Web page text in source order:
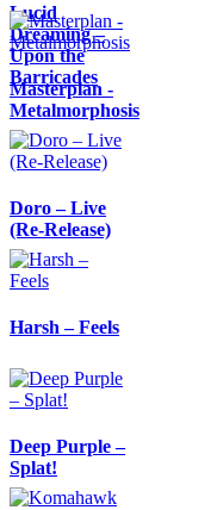
Lucid
Dreaming –
Upon the
Barricades
Masterplan -
Metalmorphosis
Doro – Live
(Re-Release)
Harsh – Feels
Deep Purple –
Splat!